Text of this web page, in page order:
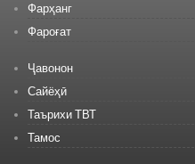
Фарҳанг
Фароғат
Ҷавонон
Сайёҳӣ
Таърихи ТВТ
Тамос